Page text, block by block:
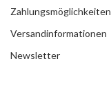
Zahlungsmöglichkeiten
Versandinformationen
Newsletter